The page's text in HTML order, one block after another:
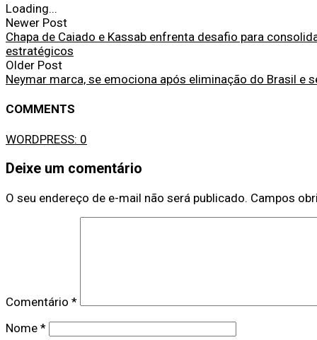
Loading...
Newer Post
Chapa de Caiado e Kassab enfrenta desafio para
estratégicos
Older Post
Neymar marca, se emociona após eliminação do Brasil e
COMMENTS
WORDPRESS: 0
Deixe um comentário
O seu endereço de e-mail não será publicado. Campos
Comentário *
Nome *